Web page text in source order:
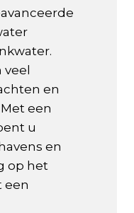
en
een
u
en
op het
een